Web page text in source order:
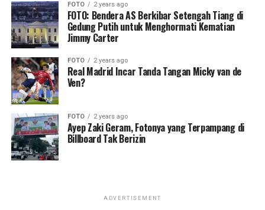
FOTO 2 years ago
FOTO: Bendera AS Berkibar Setengah Tiang di
Gedung Putih untuk Menghormati Kematian
Jimmy Carter
FOTO 2 years ago
Real Madrid Incar Tanda Tangan Micky van de
Ven?
FOTO 2 years ago
Ayep Zaki Geram, Fotonya yang Terpampang di
Billboard Tak Berizin
ADVERTISEMENT